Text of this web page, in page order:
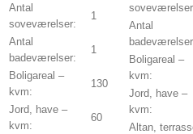
Antal
soveværelser:
1
Antal
badeværelser:
1
Boligareal –
kvm:
130
Jord, have –
kvm:
60
Antal
Boligareal –
kvm:
Jord, have –
kvm:
Altan,